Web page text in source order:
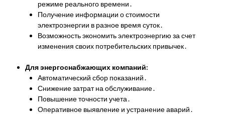
режиме реального времени․
Получение информации о стоимости
электроэнергии в разное время суток․
Возможность экономить электроэнергию за счет
изменения своих потребительских привычек․
Для энергоснабжающих компаний:
Автоматический сбор показаний․
Снижение затрат на обслуживание․
Повышение точности учета․
Оперативное выявление и устранение аварий․